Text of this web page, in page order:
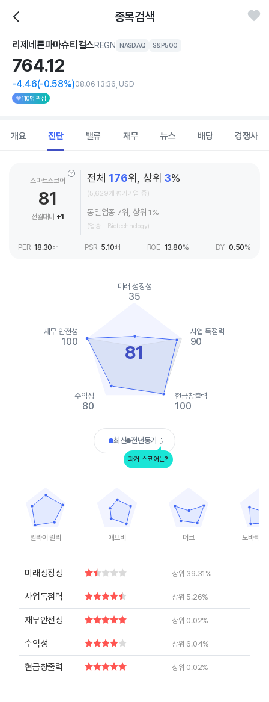
종목검색
리제네론파마슈티컬스REGN NASDAQ S&P500
764.12
-4.46(-0.58%)08.06 13:36, USD
110명 관심
개요 진단 밸류 재무 뉴스 배당 경쟁사
스마트스코어
81
전월대비 +1
전체 176위, 상위3%
(5,629개 평가기업 중)
동일업종 7위, 상위 1%
(업종 - Biotechnology)
PER 18.30배 PSR 5.10배 ROE 13.80% DY 0.50%
81
미래 성장성
35
사업 독점력
90
현금창출력
100
수익성
80
재무 안전성
100
End of interactive chart.
최신 전년동기
과거 스코어는?
The chart has 1 X axis displaying categories.
The chart has 1 Y axis displaying values. Data ranges from 80
일라이 릴리
The chart has 1 X axis displaying categories.
The chart has 1 Y axis displaying values.
애브비
머크
The chart has 1 Y axis
머크
The
노바티스
미래성장성 상위 39.31%
사업독점력 상위 5.26%
재무안전성 상위 0.02%
수익성 상위 6.04%
현금창출력 상위 0.02%